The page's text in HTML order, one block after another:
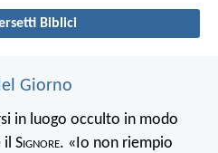
Biblici
Giorno
in luogo occulto in modo
Signore. «Io non riempio